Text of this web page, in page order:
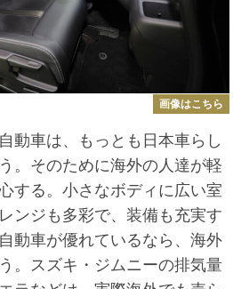
画像はこちら
動車は、もっとも日本車らし
。そのために海外の人達が軽
する。小さなボディに広い室
ンジも多彩で、装備も充実す
動車が優れているなら、海外
。スズキ・ジムニーの排気量